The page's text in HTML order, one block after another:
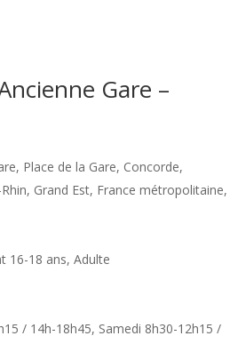
Gare –
Place de la Gare, Concorde,
Grand Est, France métropolitaine,
16-18 ans, Adulte
/ 14h-18h45, Samedi 8h30-12h15 /